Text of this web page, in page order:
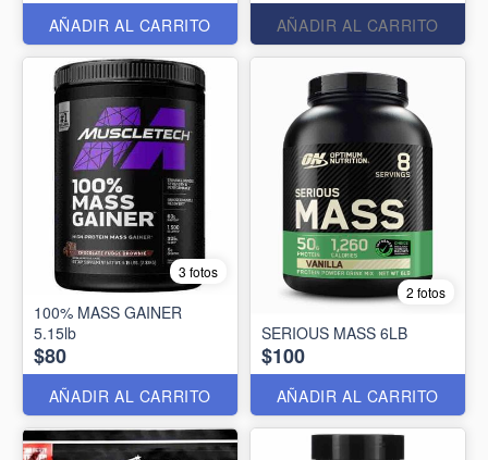
AÑADIR AL CARRITO AÑADIR AL CARRITO
3 fotos
100% MASS GAINER
5.15lb
$80
AÑADIR AL CARRITO
2 fotos
SERIOUS MASS 6LB
$100
AÑADIR AL CARRITO